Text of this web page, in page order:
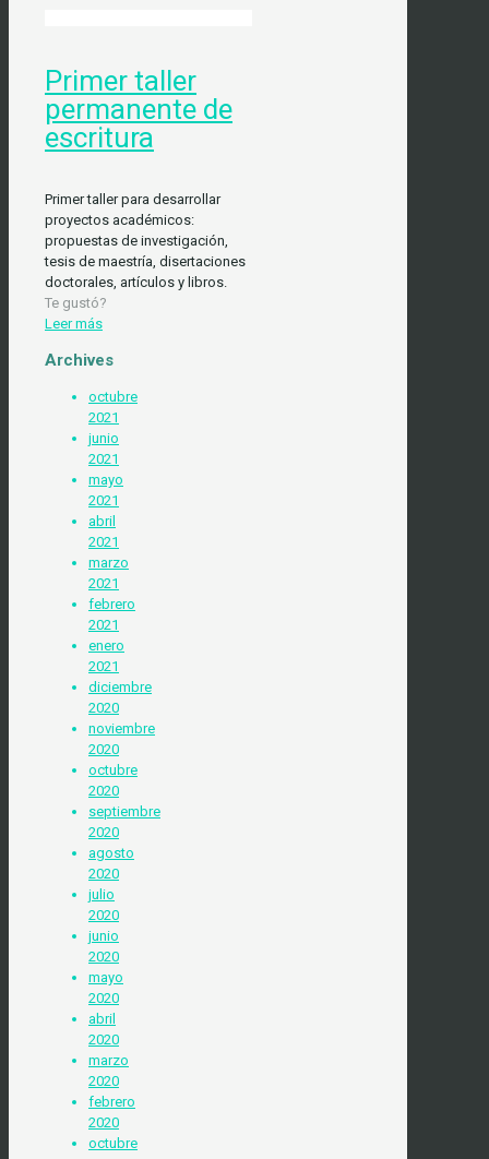
Primer taller
permanente de
escritura
Primer taller para desarrollar
proyectos académicos:
propuestas de investigación,
tesis de maestría, disertaciones
doctorales, artículos y libros.
Te gustó?
Leer más
Archives
octubre
2021
junio
2021
mayo
2021
abril
2021
marzo
2021
febrero
2021
enero
2021
diciembre
2020
noviembre
2020
octubre
2020
septiembre
2020
agosto
2020
julio
2020
junio
2020
mayo
2020
abril
2020
marzo
2020
febrero
2020
octubre